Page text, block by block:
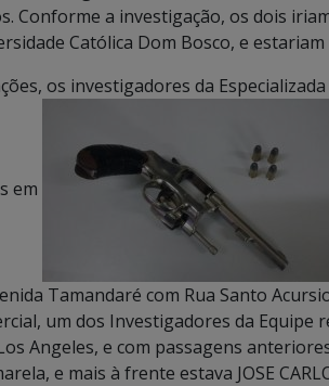
Conforme a investigação, os dois
Católica Dom Bosco, e
os investigadores da
em
Tamandaré com Rua Santo
um dos Investigadores da Equipe
Angeles, e com passagens
e mais à frente estava JOSE